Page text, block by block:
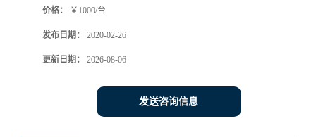
价格： ￥1000/台
发布日期： 2020-02-26
更新日期： 2026-08-06
发送咨询信息